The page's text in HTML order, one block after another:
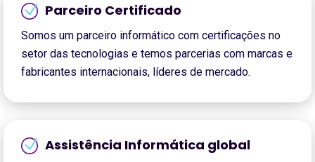
Parceiro Certificado
Somos um parceiro informático com certificações no
setor das tecnologias e temos parcerias com marcas e
fabricantes internacionais, líderes de mercado.
Assistência Informática global